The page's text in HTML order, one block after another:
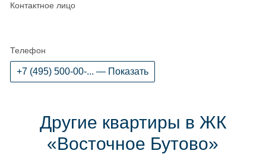
Контактное лицо
Телефон
+7 (495) 500-00-... — Показать
Другие квартиры в ЖК
«Восточное Бутово»